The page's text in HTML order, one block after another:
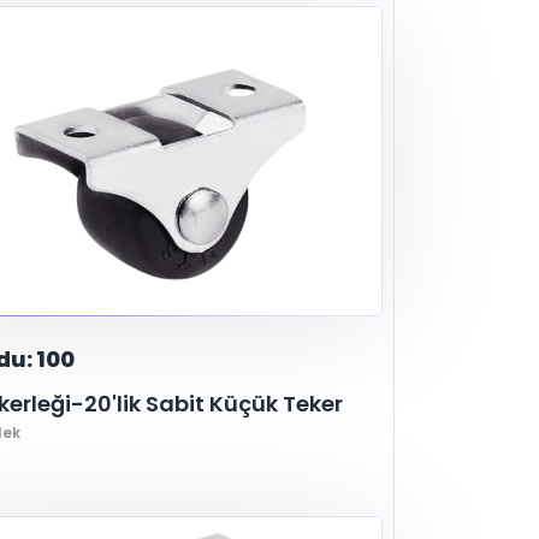
Ekipman Sehpa Masa
Mobilya
Pvc-pp
Polyamid
Plastik
100
20'lik Sabit Küçük Teker